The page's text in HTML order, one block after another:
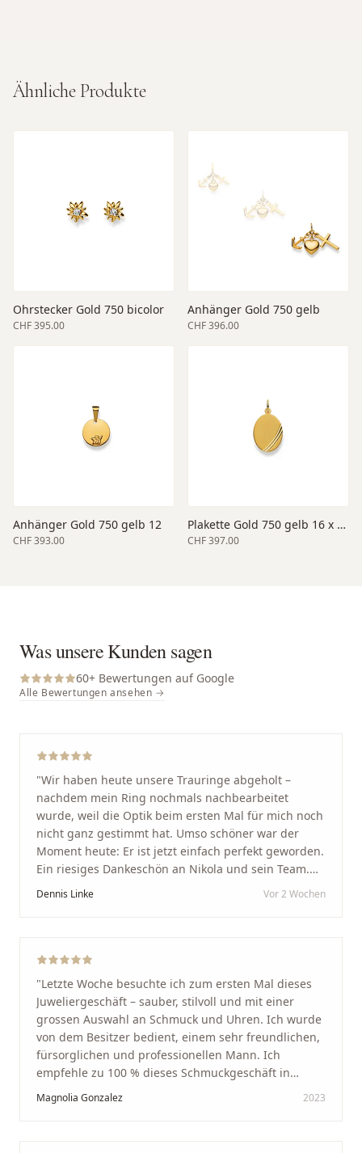
Ähnliche Produkte
Ohrstecker Gold 750 bicolor
CHF 395.00
Anhänger Gold 750 gelb
CHF 396.00
Anhänger Gold 750 gelb 12
CHF 393.00
Plakette Gold 750 gelb 16 x 13
CHF 397.00
Was unsere Kunden sagen
60+ Bewertungen auf Google
Alle Bewertungen ansehen →
"Wir haben heute unsere Trauringe abgeholt –
nachdem mein Ring nochmals nachbearbeitet
wurde, weil die Optik beim ersten Mal für mich noch
nicht ganz gestimmt hat. Umso schöner war der
Moment heute: Er ist jetzt einfach perfekt geworden.
Ein riesiges Dankeschön an Nikola und sein Team.
Vom ersten Termin an wurden wir jedes Mal
Arbeit und seine Kunden wirklich am Herzen liegen.
Service und echte Herzlichkeit schätzt, ist hier genau
richtig."
Dennis Linke Vor 2 Wochen
"Letzte Woche besuchte ich zum ersten Mal dieses
Juweliergeschäft – sauber, stilvoll und mit einer
grossen Auswahl an Schmuck und Uhren. Ich wurde
von dem Besitzer bedient, einem sehr freundlichen,
fürsorglichen und professionellen Mann. Ich
empfehle zu 100 % dieses Schmuckgeschäft in
Schaffhausen. Ich selbst war sehr zufrieden und
glücklich mit der Behandlung. Ich danke Ihnen – ich
Magnolia Gonzalez 2023